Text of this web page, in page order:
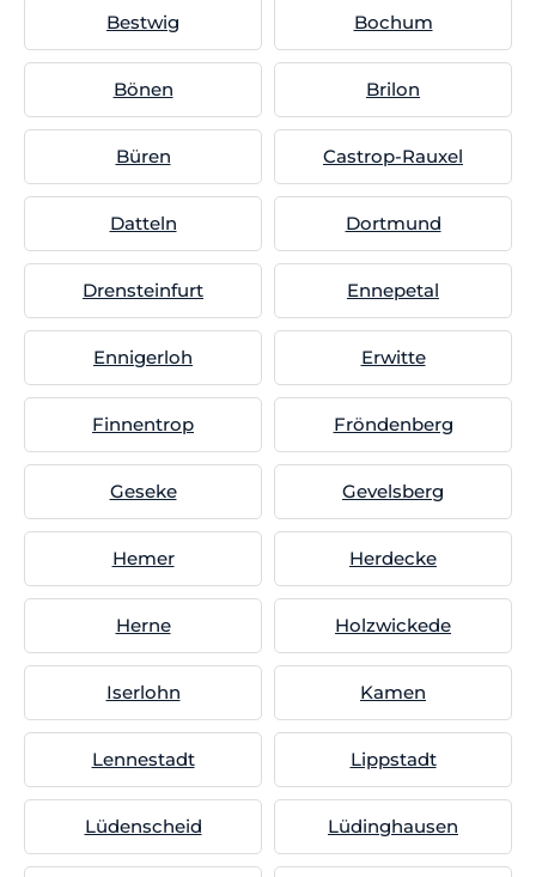
Bestwig Bochum
Bönen Brilon
Büren Castrop-Rauxel
Datteln Dortmund
Drensteinfurt Ennepetal
Ennigerloh Erwitte
Finnentrop Fröndenberg
Geseke Gevelsberg
Hemer Herdecke
Herne Holzwickede
Iserlohn Kamen
Lennestadt Lippstadt
Lüdenscheid Lüdinghausen